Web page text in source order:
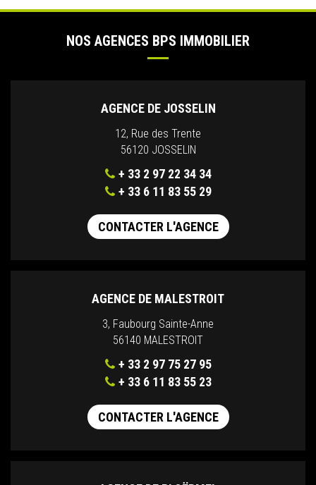
NOS AGENCES BPS IMMOBILIER
AGENCE DE JOSSELIN
12, Rue des Trente
56120 JOSSELIN
+ 33 2 97 22 34 34
+ 33 6 11 83 55 29
CONTACTER L'AGENCE
AGENCE DE MALESTROIT
3, Faubourg Sainte-Anne
56140 MALESTROIT
+ 33 2 97 75 27 95
+ 33 6 11 83 55 23
CONTACTER L'AGENCE